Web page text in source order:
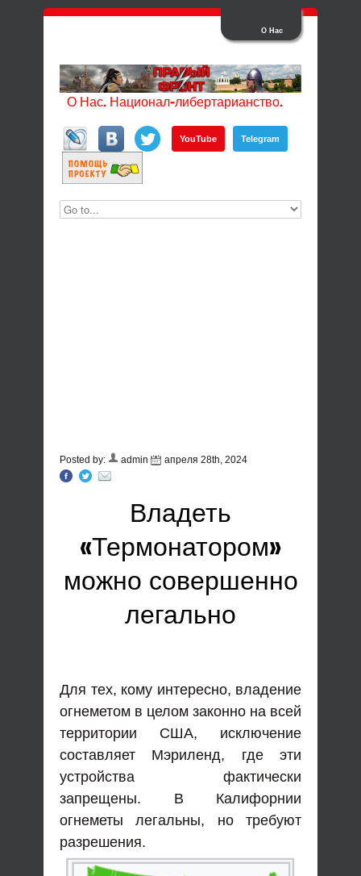
О Нас
О Нас. Национал-либертарианство.
YouTube Telegram
Posted by: admin апреля 28th, 2024
Владеть
«Термонатором»
можно совершенно
легально
Для тех, кому интересно, владение
огнеметом в целом законно на всей
территории США, исключение
составляет Мэриленд, где эти
устройства фактически
запрещены. В Калифорнии
огнеметы легальны, но требуют
разрешения.